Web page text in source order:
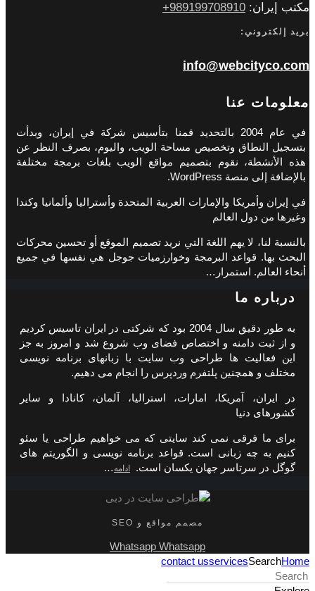
مكتب إيران: 989199708910+
بريد إلكتروني:
info@webcityco.com
معلومات عنا
في عام 2004 بالتحديد قمنا بتأسيس شركة في إيران، وبدأت
بتسجيل النطاق وتخصيص مساحة الويب، واليوم، بصرف النظر عن
هذه الأنشطة، نقوم بتصميم مواقع الويب بلغات برمجة مختلفة
بالإضافة إلى منصة WordPress.
في إيران وأمريكا والإمارات العربية المتحدة وأستراليا وألمانيا وكندا
وغيرها من دول العالم
بالنسبة لنا، لا يهم اللغة التي نريد تصميم الموقع أو تحسين محركات
البحث بها. قواعد البرمجة وخوارزميات جوجل هي نفسها في جميع
أنحاء العالم. استمرار…
درباره ما
به طور دقیق سال 2004 بود که شرکتی در ایران تاسیس کردیم
و از ثبت دامنه و اختصاص فضای وب شروع شد و امروز به جز
این فعالیت ها طراحی وب سایت با زبانهای برنامه نویسی
مختلف و همچنین پلتفرم وردپرس را انجام می دهیم.
در ایران، آمریکا، امارات، استرالیا، آلمان، کانادا و سایر
کشورهای دنیا
برای ما فرقی نمی کند سایتی که می خواهیم طراحی یا سئو
کنیم به چه زبانی است. قواعد برنامه نویسی و الگوریتم های
گوگل در سرتاسر جهان یکسان است.
ادامه …
مصمم مواقع و SEO
Whatsapp Whatsapp
Home
Search
services
contact us